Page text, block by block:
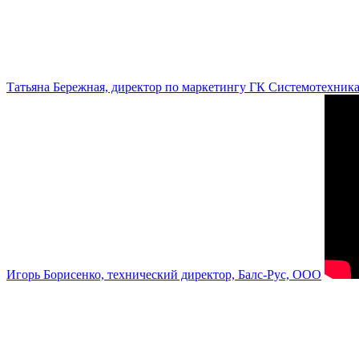
Татьяна Бережная, директор по маркетингу ГК Системотехника
Игорь Борисенко, технический директор, Балс-Рус, ООО